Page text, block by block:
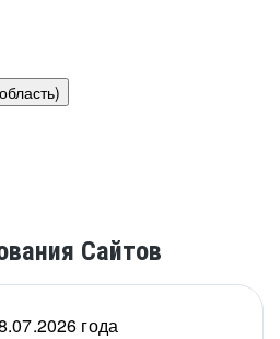
Сайтов
года